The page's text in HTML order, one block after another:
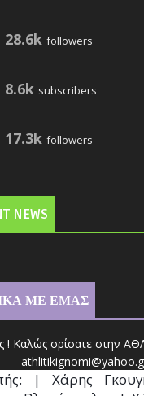
28.6k followers
8.6k subscribers
17.3k followers
NEWS
ΜΕ ΕΜΑΣ
! Καλώς ορίσατε στην
athlit
| Χάρης